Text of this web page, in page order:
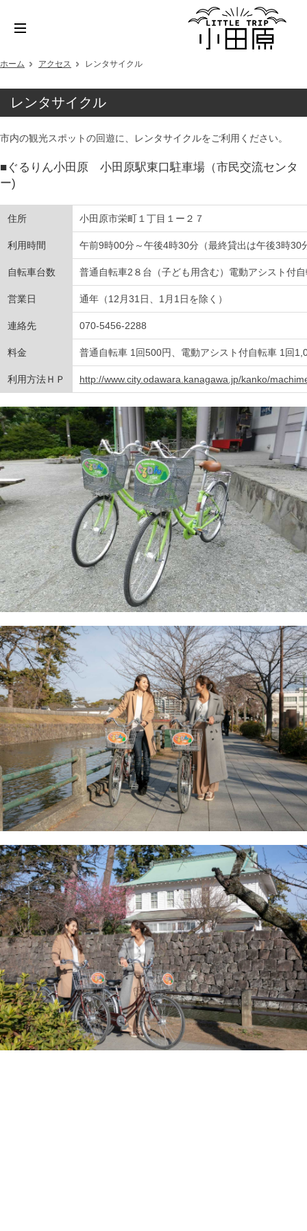
ホーム アクセス レンタサイクル
レンタサイクル
市内の観光スポットの回遊に、レンタサイクルをご利用ください。
■ぐるりん小田原 小田原駅東口駐車場（市民交流センタ
ー)
住所 小田原市栄町１丁目１ー２７
利用時間 午前9時00分～午後4時30分（最終貸出は午後3時30
自転車台数 普通自転車2８台（子ども用含む）電動アシスト付
営業日 通年（12月31日、1月1日を除く）
連絡先 070-5456-2288
料金 普通自転車 1回500円、電動アシスト付自転車 1回
利用方法ＨＰ http://www.city.odawara.kanagawa.jp/kanko/